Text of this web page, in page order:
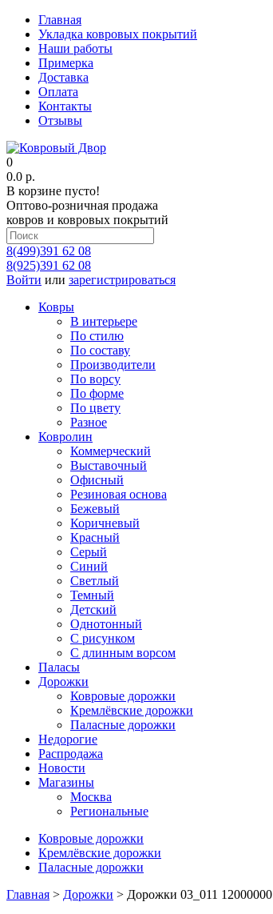
Главная
Укладка ковровых покрытий
Наши работы
Примерка
Доставка
Оплата
Контакты
Отзывы
0
0.0 р.
В корзине пусто!
Оптово-розничная продажа
ковров и ковровых покрытий
8(499)391 62 08
8(925)391 62 08
Войти или зарегистрироваться
Ковры
В интерьере
По стилю
По составу
Производители
По ворсу
По форме
По цвету
Разное
Ковролин
Коммерческий
Выставочный
Офисный
Резиновая основа
Бежевый
Коричневый
Красный
Серый
Синий
Светлый
Темный
Детский
Однотонный
С рисунком
С длинным ворсом
Паласы
Дорожки
Ковровые дорожки
Кремлёвские дорожки
Паласные дорожки
Недорогие
Распродажа
Новости
Магазины
Москва
Региональные
Ковровые дорожки
Кремлёвские дорожки
Паласные дорожки
Главная > Дорожки > Дорожки 03_011 12000000